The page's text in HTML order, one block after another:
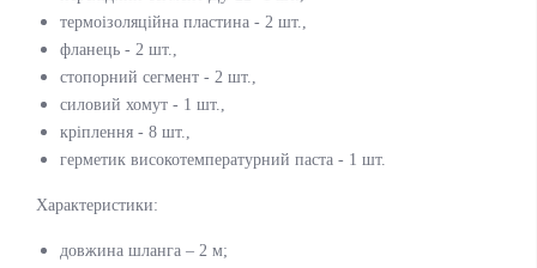
термоізоляційна пластина - 2 шт.,
фланець - 2 шт.,
стопорний сегмент - 2 шт.,
силовий хомут - 1 шт.,
кріплення - 8 шт.,
герметик високотемпературний паста - 1 шт.
Характеристики:
довжина шланга – 2 м;